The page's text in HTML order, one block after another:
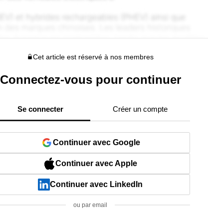
Cet article est réservé à nos membres
Connectez-vous pour continuer
Se connecter Créer un compte
Continuer avec Google
Continuer avec Apple
Continuer avec LinkedIn
ou par email